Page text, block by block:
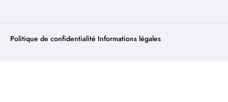
Politique de confidentialité Informations légales